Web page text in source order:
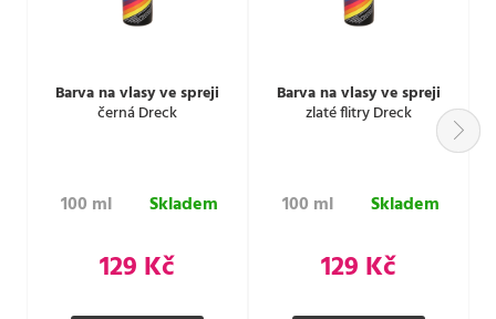
Barva na vlasy ve spreji
černá Dreck
100 ml Skladem
129 Kč
Barva na vlasy ve spreji
zlaté flitry Dreck
100 ml Skladem
129 Kč